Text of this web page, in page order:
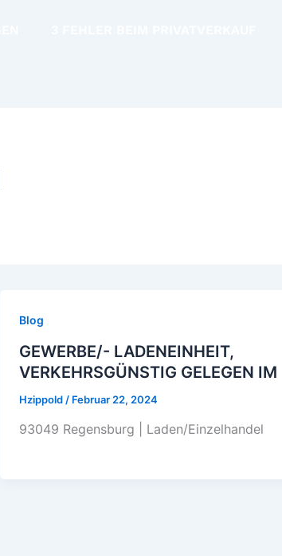
Blog
GEWERBE/- LADENEINHEIT,
VERKEHRSGÜNSTIG GELEGEN IM
Hzippold / Februar 22, 2024
93049 Regensburg | Laden/Einzelhandel